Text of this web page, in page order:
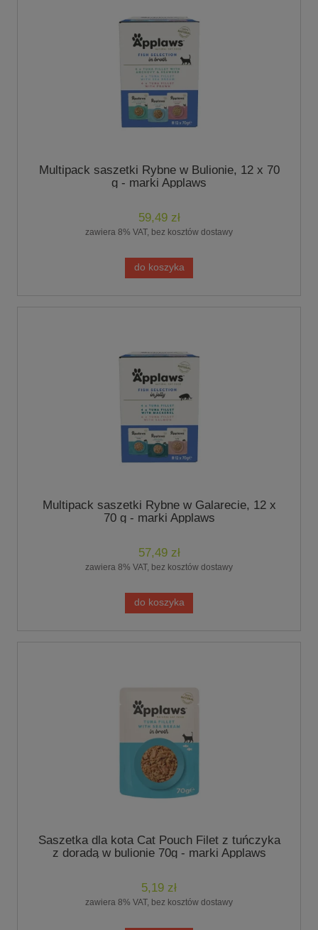
Multipack saszetki Rybne w Bulionie, 12 x 70
g - marki Applaws
59,49 zł
zawiera 8% VAT, bez kosztów dostawy
do koszyka
Multipack saszetki Rybne w Galarecie, 12 x
70 g - marki Applaws
57,49 zł
zawiera 8% VAT, bez kosztów dostawy
do koszyka
Saszetka dla kota Cat Pouch Filet z tuńczyka
z doradą w bulionie 70g - marki Applaws
5,19 zł
zawiera 8% VAT, bez kosztów dostawy